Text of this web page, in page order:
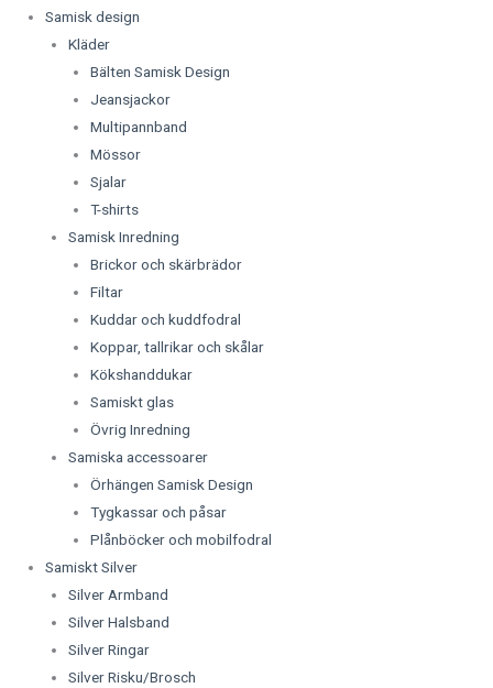
Samisk design
Kläder
Bälten Samisk Design
Jeansjackor
Multipannband
Mössor
Sjalar
T-shirts
Samisk Inredning
Brickor och skärbrädor
Filtar
Kuddar och kuddfodral
Koppar, tallrikar och skålar
Kökshanddukar
Samiskt glas
Övrig Inredning
Samiska accessoarer
Örhängen Samisk Design
Tygkassar och påsar
Plånböcker och mobilfodral
Samiskt Silver
Silver Armband
Silver Halsband
Silver Ringar
Silver Risku/Brosch